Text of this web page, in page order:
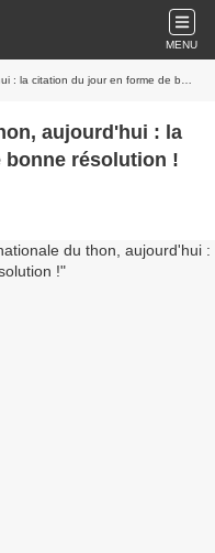
MENU
du jour en forme de bonne résolution !
aujourd'hui : la
résolution !